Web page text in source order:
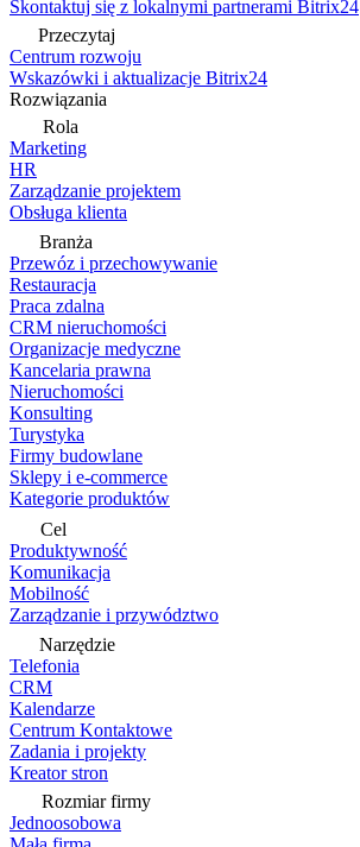
Skontaktuj się z lokalnymi partnerami Bitrix24
Przeczytaj
Centrum rozwoju
Wskazówki i aktualizacje Bitrix24
Rozwiązania
Rola
Marketing
HR
Zarządzanie projektem
Obsługa klienta
Branża
Przewóz i przechowywanie
Restauracja
Praca zdalna
CRM nieruchomości
Organizacje medyczne
Kancelaria prawna
Nieruchomości
Konsulting
Turystyka
Firmy budowlane
Sklepy i e-commerce
Kategorie produktów
Cel
Produktywność
Komunikacja
Mobilność
Zarządzanie i przywództwo
Narzędzie
Telefonia
CRM
Kalendarze
Centrum Kontaktowe
Zadania i projekty
Kreator stron
Rozmiar firmy
Jednoosobowa